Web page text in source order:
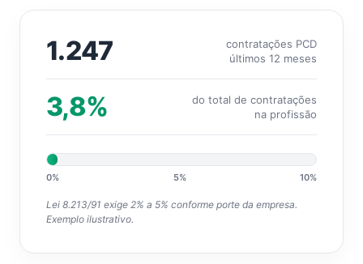
1.247
contratações PCD
últimos 12 meses
3,8%
do total de contratações
na profissão
0% 5% 10%
Lei 8.213/91 exige 2% a 5% conforme porte da empresa.
Exemplo ilustrativo.